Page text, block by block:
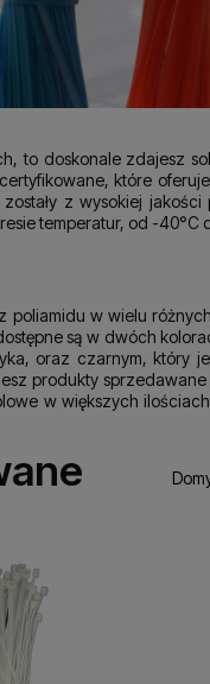
to doskonale zdajesz
które
z wysokiej
temperatur, od -40°C
w wielu
są w dwóch
oraz czarnym, który
produkty
w większych